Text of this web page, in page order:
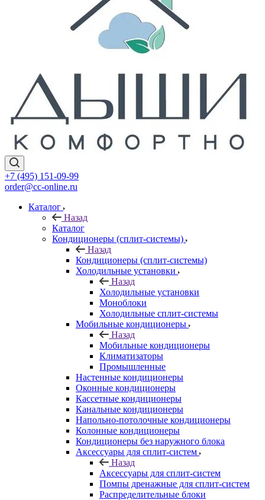
+7 (495) 151-09-99
order@cc-online.ru
Каталог
Назад
Каталог
Кондиционеры (сплит-системы)
Назад
Кондиционеры (сплит-системы)
Холодильные установки
Назад
Холодильные установки
Моноблоки
Холодильные сплит-системы
Мобильные кондиционеры
Назад
Мобильные кондиционеры
Климатизаторы
Промышленные
Настенные кондиционеры
Оконные кондиционеры
Кассетные кондиционеры
Канальные кондиционеры
Напольно-потолочные кондиционеры
Колонные кондиционеры
Кондиционеры без наружного блока
Аксессуары для сплит-систем
Назад
Аксессуары для сплит-систем
Помпы дренажные для сплит-систем
Распределительные блоки